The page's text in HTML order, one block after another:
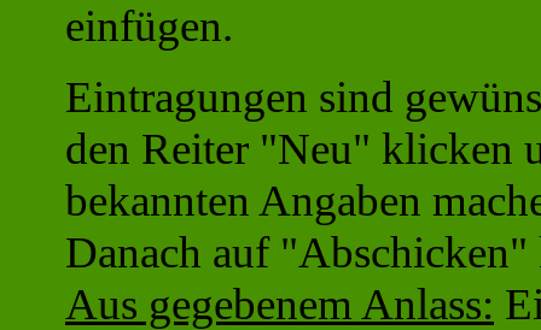
einfügen.
Eintragungen sind
den Reiter "Neu" klicken
bekannten Angaben
Danach auf
Aus gegebenem Anlass: